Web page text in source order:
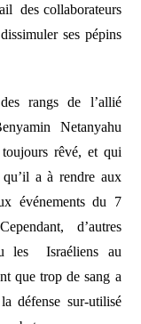
des collaborateurs
ses pépins
rangs de l’allié
Netanyahu
rêvé, et qui
qu’il a à rendre aux
événements du 7
d’autres
les Israéliens au
que trop de sang a
défense sur-utilisé